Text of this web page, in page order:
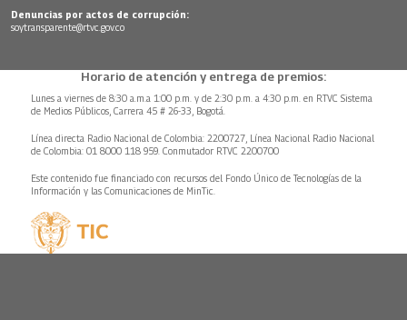
Denuncias por actos de corrupción:
soytransparente@rtvc.gov.co
Horario de atención y entrega de premios:
Lunes a viernes de 8:30 a.m.a 1:00 p.m. y de 2:30 p.m. a 4:30 p.m. en RTVC Sistema
de Medios Públicos, Carrera 45 # 26-33, Bogotá.
Línea directa Radio Nacional de Colombia: 2200727, Línea Nacional Radio Nacional
de Colombia: 01 8000 118 959. Conmutador RTVC 2200700
Este contenido fue financiado con recursos del Fondo Único de Tecnologías de la
Información y las Comunicaciones de MinTic.